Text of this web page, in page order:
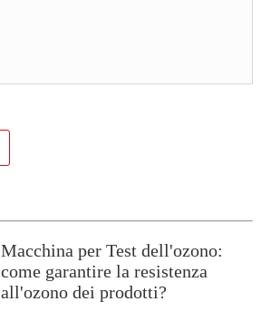
Macchina per Test dell'ozono:
come garantire la resistenza
all'ozono dei prodotti?